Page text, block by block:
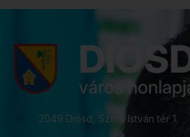
2049 Diósd, Szent István tér 1.